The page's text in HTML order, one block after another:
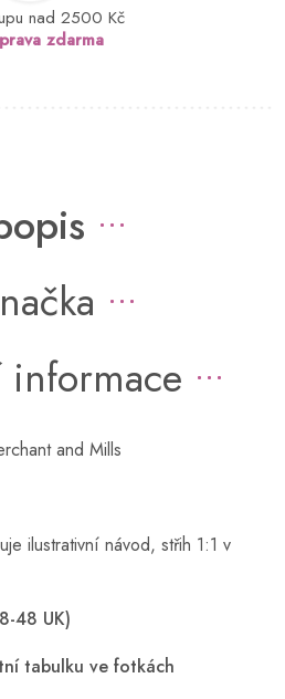
nad 2500 Kč
zdarma
informace
and Mills
ilustrativní návod, střih 1:1 v
48 UK)
tabulku ve fotkách